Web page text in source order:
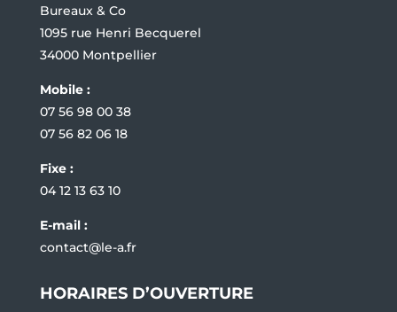
Bureaux & Co
1095 rue Henri Becquerel
34000 Montpellier
Mobile :
07 56 98 00 38
07 56 82 06 18
Fixe :
04 12 13 63 10
E-mail :
contact@le-a.fr
HORAIRES D’OUVERTURE